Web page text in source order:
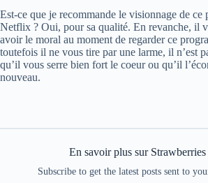
Est-ce que je recommande le visionnage de ce
Netflix ? Oui, pour sa qualité. En revanche, il
avoir le moral au moment de regarder ce
toutefois il ne vous tire par une larme, il n’est
qu’il vous serre bien fort le coeur ou qu’il
nouveau.
En savoir plus sur Strawberries
Subscribe to get the latest posts sent to